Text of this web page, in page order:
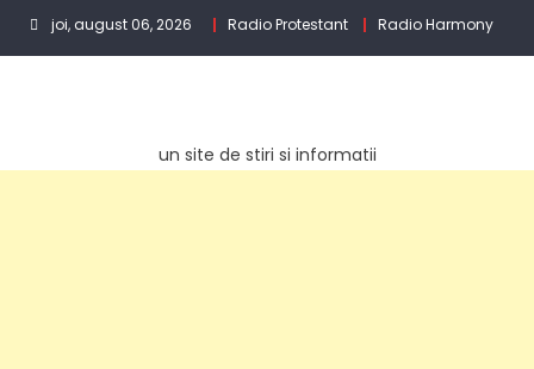
joi, august 06, 2026 Radio Protestant Radio Harmony
un site de stiri si informatii